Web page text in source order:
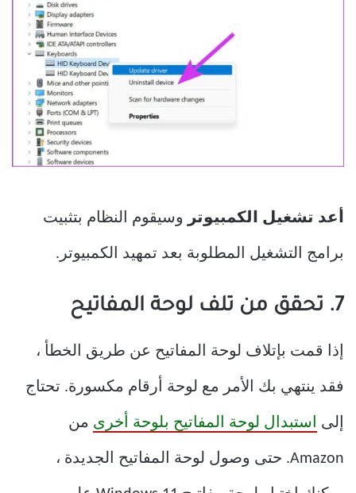
أعد تشغيل الكمبيوتر وسيقوم النظام بتثبيت
برامج التشغيل المطلوبة بعد تمهيد الكمبيوتر.
7. تحقق من تلف لوحة المفاتيح
إذا قمت بإتلاف لوحة المفاتيح عن طريق الخطأ ،
فقد ينتهي بك الأمر مع لوحة أرقام مكسورة. تحتاج
إلى استبدال لوحة المفاتيح بلوحة أخرى من
Amazon. حتى وصول لوحة المفاتيح الجديدة ،